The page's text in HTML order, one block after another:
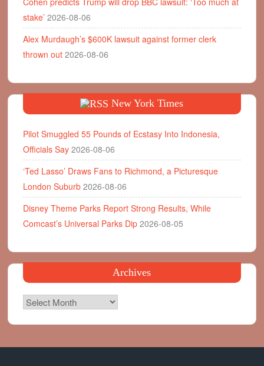
stake’ 2026-08-06
Alex Murdaugh’s $600K lawsuit against former clerk
thrown out 2026-08-06
New York Times
Pilot Smuggled 55 Pounds of Ecstasy Into Indonesia,
Officials Say 2026-08-06
‘Ted Lasso’ Draws Fans to Richmond, a Picturesque
London Suburb 2026-08-06
Disney Theme Parks Report Strong Results, While
Comcast’s Universal Parks Dip 2026-08-05
Archives
Archives